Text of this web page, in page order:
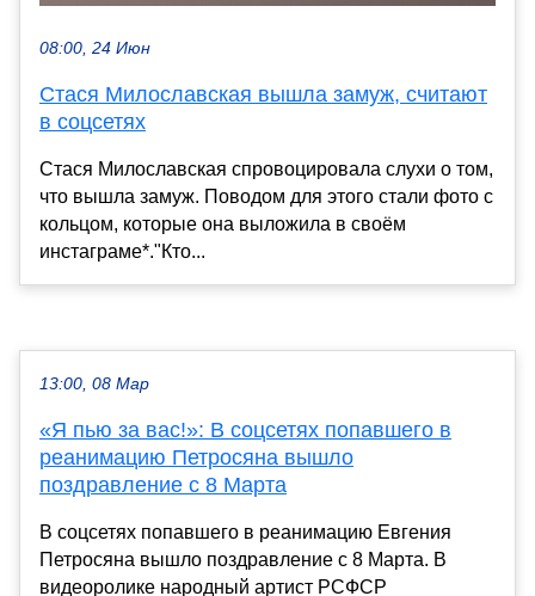
08:00, 24 Июн
Стася Милославская вышла замуж, считают
в соцсетях
Стася Милославская спровоцировала слухи о том,
что вышла замуж. Поводом для этого стали фото с
кольцом, которые она выложила в своём
инстаграме*."Кто...
13:00, 08 Мар
«Я пью за вас!»: В соцсетях попавшего в
реанимацию Петросяна вышло
поздравление с 8 Марта
В соцсетях попавшего в реанимацию Евгения
Петросяна вышло поздравление с 8 Марта. В
видеоролике народный артист РСФСР